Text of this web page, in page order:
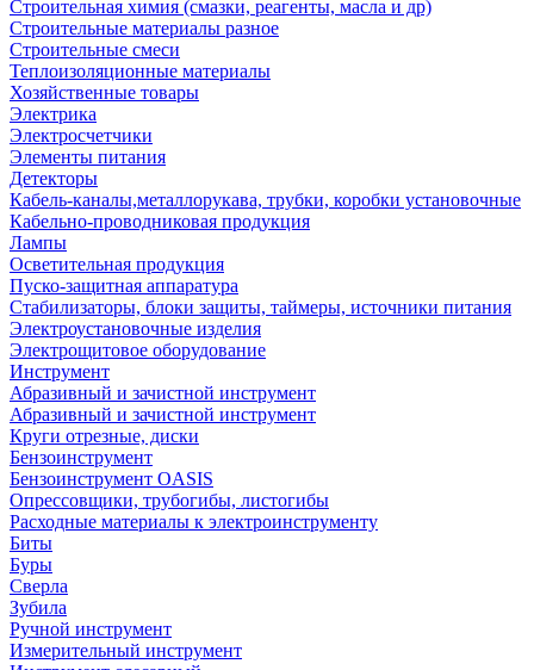
Строительная химия (смазки, реагенты, масла и др)
Строительные материалы разное
Строительные смеси
Теплоизоляционные материалы
Хозяйственные товары
Электрика
Электросчетчики
Элементы питания
Детекторы
Кабель-каналы,металлорукава, трубки, коробки установочные
Кабельно-проводниковая продукция
Лампы
Осветительная продукция
Пуско-защитная аппаратура
Стабилизаторы, блоки защиты, таймеры, источники питания
Электроустановочные изделия
Электрощитовое оборудование
Инструмент
Абразивный и зачистной инструмент
Абразивный и зачистной инструмент
Круги отрезные, диски
Бензоинструмент
Бензоинструмент OASIS
Опрессовщики, трубогибы, листогибы
Расходные материалы к электроинструменту
Биты
Буры
Сверла
Зубила
Ручной инструмент
Измерительный инструмент